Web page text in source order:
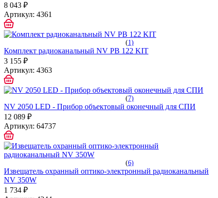
8 043 ₽
Артикул: 4361
(1)
Комплект радиоканальный NV PB 122 KIT
3 155 ₽
Артикул: 4363
(7)
NV 2050 LED - Прибор объектовый оконечный для СПИ
12 089 ₽
Артикул: 64737
(6)
Извещатель охранный оптико-электронный радиоканальный
NV 350W
1 734 ₽